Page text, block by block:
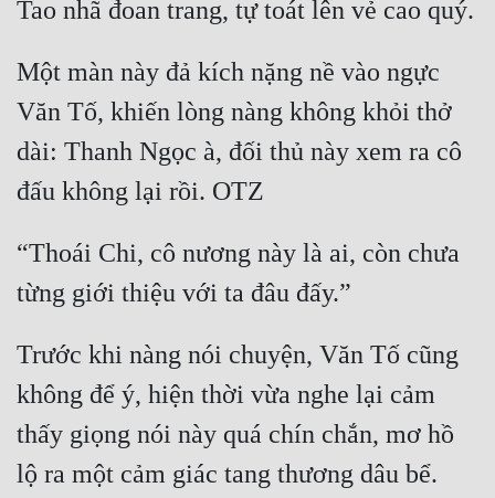
Làm Giàu
Lịch Sử
Mưu Mô
Mỹ Thực
Ngôn Tình
Nữ Cường
Nữ Phụ
Phong Thủy - Tâm Linh
Một màn này đả kích nặng nề vào ngực
Văn Tố, khiến lòng nàng không khỏi thở
dài: Thanh Ngọc à, đối thủ này xem ra cô
“Thoái Chi, cô nương này là ai, còn chưa
Trước khi nàng nói chuyện, Văn Tố cũng
không để ý, hiện thời vừa nghe lại cảm
thấy giọng nói này quá chín chắn, mơ hồ
lộ ra một cảm giác tang thương dâu bể.